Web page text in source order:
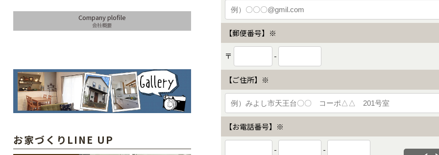
【郵便番号】※
〒 -
【ご住所】※
【お電話番号】※
- -
Company plofile
会社概要
お家づくりLINE UP